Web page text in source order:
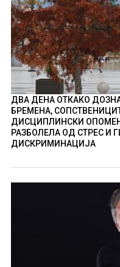
ДВА ДЕНА ОТКАКО
БРЕМЕНА,
ДИСЦИПЛИНСКИ
РАЗБОЛЕЛА ОД СТРЕС И
ДИСКРИМИНАЦИЈА